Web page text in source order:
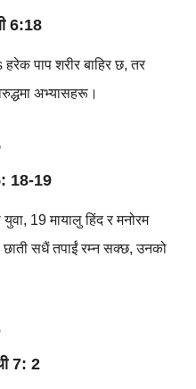
6:18
पाप शरीर बाहिर छ, तर
अभ्यासहरू।
18-19
19 मायालु हिंद र मनोरम
सधैं तपाईं रम्न सक्छ, उनको
7: 2